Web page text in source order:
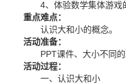
4、体验数学集体游戏
重点难点：
认识大和小的概念。
活动准备：
PPT课件、大小不同的
活动过程：
一、认识大和小